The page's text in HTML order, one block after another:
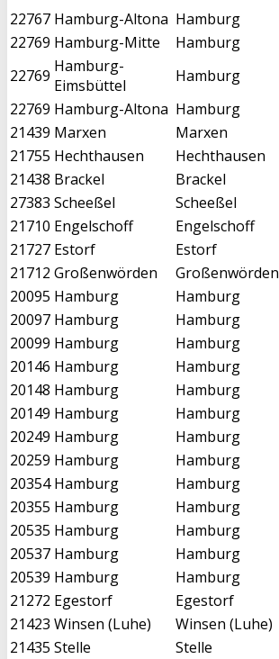
22767 Hamburg-Altona Hamburg
22769 Hamburg-Mitte Hamburg
22769 Hamburg-
Eimsbüttel
Hamburg
22769 Hamburg-Altona Hamburg
21439 Marxen Marxen
21755 Hechthausen Hechthausen
21438 Brackel Brackel
27383 Scheeßel Scheeßel
21710 Engelschoff Engelschoff
21727 Estorf Estorf
21712 Großenwörden Großenwörden
20095 Hamburg Hamburg
20097 Hamburg Hamburg
20099 Hamburg Hamburg
20146 Hamburg Hamburg
20148 Hamburg Hamburg
20149 Hamburg Hamburg
20249 Hamburg Hamburg
20259 Hamburg Hamburg
20354 Hamburg Hamburg
20355 Hamburg Hamburg
20535 Hamburg Hamburg
20537 Hamburg Hamburg
20539 Hamburg Hamburg
21272 Egestorf Egestorf
21423 Winsen (Luhe) Winsen (Luhe)
21435 Stelle Stelle